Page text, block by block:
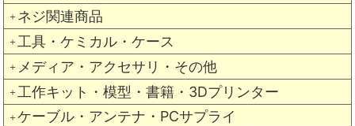
＋ ネジ関連商品
＋ 工具・ケミカル・ケース
＋ メディア・アクセサリ・その他
＋ 工作キット・模型・書籍・3Dプリンター
＋ ケーブル・アンテナ・PCサプライ